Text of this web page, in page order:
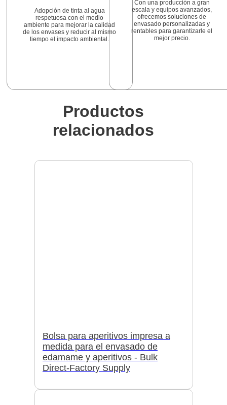
Adopción de tinta al agua
respetuosa con el medio
ambiente para mejorar la calidad
de los envases y reducir al mismo
tiempo el impacto ambiental.
Con una producción a gran
escala y equipos avanzados,
ofrecemos soluciones de
envasado personalizadas y
rentables para garantizarle el
mejor precio.
Productos
relacionados
Bolsa para aperitivos impresa a
medida para el envasado de
edamame y aperitivos - Bulk
Direct-Factory Supply